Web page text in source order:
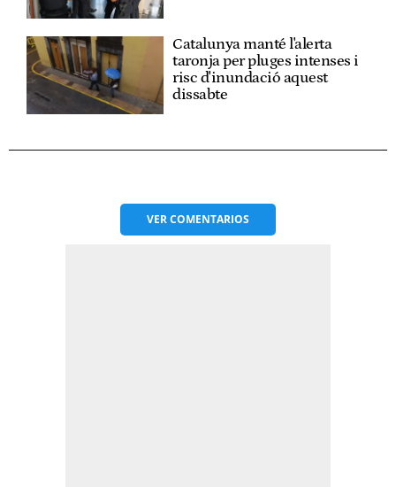
Catalunya manté l'alerta
taronja per pluges intenses i
risc d'inundació aquest
dissabte
VERCOMENTARIOS